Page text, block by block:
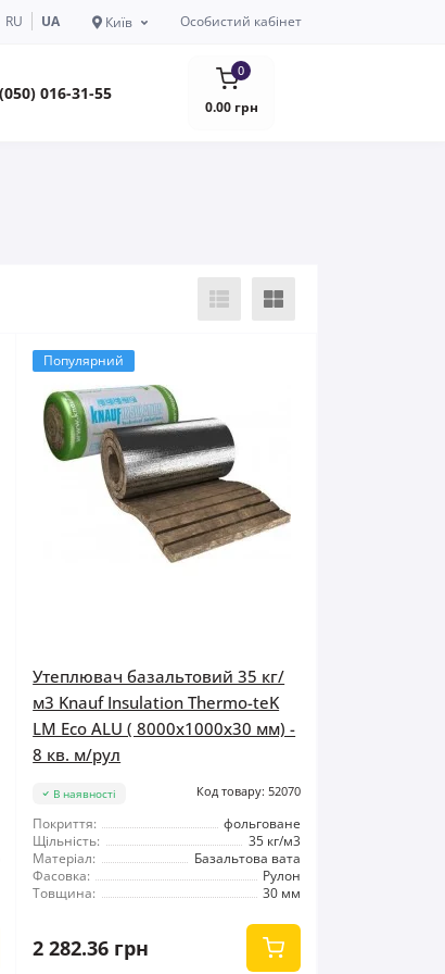
RU UA Київ Особистий кабінет
(050) 016-31-55
0
0.00 грн
Популярний
Утеплювач базальтовий 35 кг/
м3 Knauf Insulation Thermo-teK
LM Eco ALU ( 8000x1000x30 мм) -
8 кв. м/рул
В наявності Код товару: 52070
Покриття:
фольговане
Щільність:
35 кг/м3
Матеріал:
Базальтова вата
Фасовка:
Рулон
Товщина:
30 мм
2 282.36 грн